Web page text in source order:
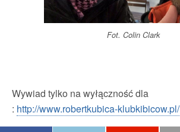
Fot. Colin Clark
Wywiad tylko na wyłączność dla
: http://www.robertkubica-klubkibicow.pl/